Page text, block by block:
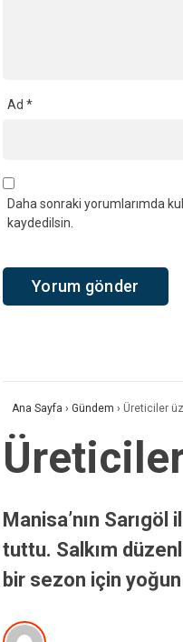
Ad *
Daha sonraki yorumlarımda
kaydedilsin.
Ana Sayfa › Gündem › Üreticiler
Manisa’nın
tuttu. Salkım
bir sezon için